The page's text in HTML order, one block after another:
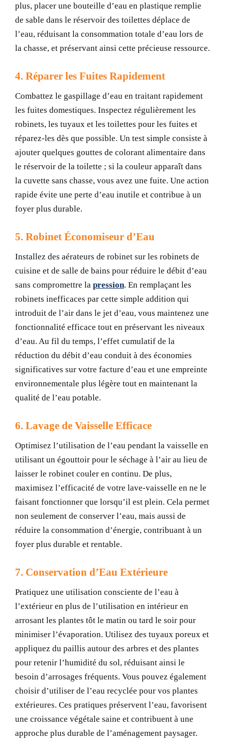
plus, placer une bouteille d’eau en plastique remplie
de sable dans le réservoir des toilettes déplace de
l’eau, réduisant la consommation totale d’eau lors de
la chasse, et préservant ainsi cette précieuse ressource.
4. Réparer les Fuites Rapidement
Combattez le gaspillage d’eau en traitant rapidement
les fuites domestiques. Inspectez régulièrement les
robinets, les tuyaux et les toilettes pour les fuites et
réparez-les dès que possible. Un test simple consiste à
ajouter quelques gouttes de colorant alimentaire dans
le réservoir de la toilette ; si la couleur apparaît dans
la cuvette sans chasse, vous avez une fuite. Une action
rapide évite une perte d’eau inutile et contribue à un
foyer plus durable.
5. Robinet Économiseur d’Eau
Installez des aérateurs de robinet sur les robinets de
cuisine et de salle de bains pour réduire le débit d’eau
sans compromettre la pression. En remplaçant les
robinets inefficaces par cette simple addition qui
introduit de l’air dans le jet d’eau, vous maintenez une
fonctionnalité efficace tout en préservant les niveaux
d’eau. Au fil du temps, l’effet cumulatif de la
réduction du débit d’eau conduit à des économies
significatives sur votre facture d’eau et une empreinte
environnementale plus légère tout en maintenant la
qualité de l’eau potable.
6. Lavage de Vaisselle Efficace
Optimisez l’utilisation de l’eau pendant la vaisselle en
utilisant un égouttoir pour le séchage à l’air au lieu de
laisser le robinet couler en continu. De plus,
maximisez l’efficacité de votre lave-vaisselle en ne le
faisant fonctionner que lorsqu’il est plein. Cela permet
non seulement de conserver l’eau, mais aussi de
réduire la consommation d’énergie, contribuant à un
foyer plus durable et rentable.
7. Conservation d’Eau Extérieure
Pratiquez une utilisation consciente de l’eau à
l’extérieur en plus de l’utilisation en intérieur en
arrosant les plantes tôt le matin ou tard le soir pour
minimiser l’évaporation. Utilisez des tuyaux poreux et
appliquez du paillis autour des arbres et des plantes
pour retenir l’humidité du sol, réduisant ainsi le
besoin d’arrosages fréquents. Vous pouvez également
choisir d’utiliser de l’eau recyclée pour vos plantes
extérieures. Ces pratiques préservent l’eau, favorisent
une croissance végétale saine et contribuent à une
approche plus durable de l’aménagement paysager.